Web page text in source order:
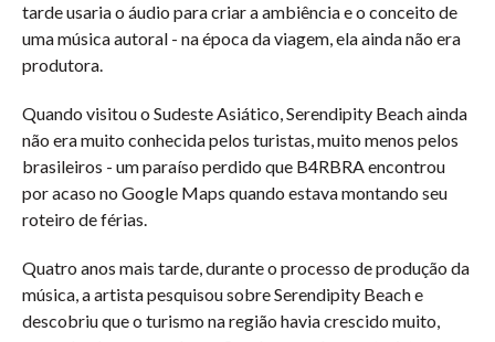
tarde usaria o áudio para criar a ambiência e o conceito de
uma música autoral - na época da viagem, ela ainda não era
produtora.
Quando visitou o Sudeste Asiático, Serendipity Beach ainda
não era muito conhecida pelos turistas, muito menos pelos
brasileiros - um paraíso perdido que B4RBRA encontrou
por acaso no Google Maps quando estava montando seu
roteiro de férias.
Quatro anos mais tarde, durante o processo de produção da
música, a artista pesquisou sobre Serendipity Beach e
descobriu que o turismo na região havia crescido muito,